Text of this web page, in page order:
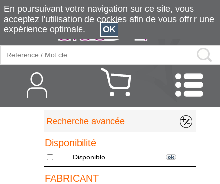
Recherche avancée
Disponibilité
Disponible
FABRICANT
En poursuivant votre navigation sur ce site, vous
acceptez l'utilisation de cookies afin de vous offrir une
expérience optimale.
OK